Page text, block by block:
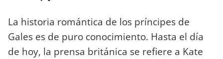
La historia romántica de los príncipes de
Gales es de puro conocimiento. Hasta el día
de hoy, la prensa británica se refiere a Kate